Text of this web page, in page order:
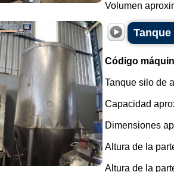
Volumen
Código
Tanque silo de
Capacidad
Dimensiones
Altura de la
Altura de la